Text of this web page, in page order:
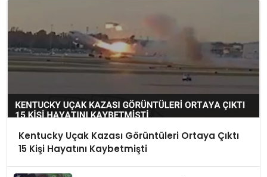
Kentucky Uçak Kazası Görüntüleri Ortaya Çıktı
15 Kişi Hayatını Kaybetmişti